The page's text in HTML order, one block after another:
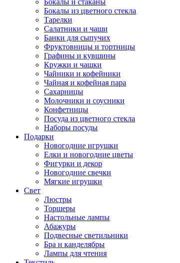
Бокалы и стаканы
Бокалы из цветного стекла
Тарелки
Салатники и чаши
Банки для сыпучих
Фруктовницы и тортницы
Графины и кувшины
Кружки и чашки
Чайники и кофейники
Чайная и кофейная пара
Сахарницы
Молочники и соусники
Конфетницы
Посуда из цветного стекла
Наборы посуды
Подарки
Новогодние игрушки
Елки и новогодние цветы
Фигурки и декор
Новогодние свечки
Мягкие игрушки
Свет
Люстры
Торшеры
Настольные лампы
Абажуры
Подвесные светильники
Бра и канделябры
Лампы для чтения